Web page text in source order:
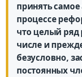
принять
процессе
что целый ряд
числе и
безусловно,
постоянных